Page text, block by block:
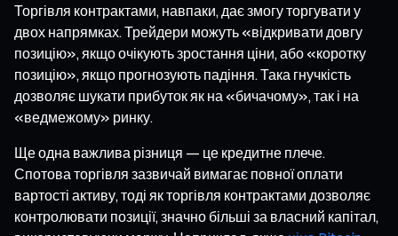
Торгівля контрактами, навпаки, дає змогу торгувати у
двох напрямках. Трейдери можуть «відкривати довгу
позицію», якщо очікують зростання ціни, або «коротку
позицію», якщо прогнозують падіння. Така гнучкість
дозволяє шукати прибуток як на «бичачому», так і на
«ведмежому» ринку.
Ще одна важлива різниця — це кредитне плече.
Спотова торгівля зазвичай вимагає повної оплати
вартості активу, тоді як торгівля контрактами дозволяє
контролювати позиції, значно більші за власний капітал,